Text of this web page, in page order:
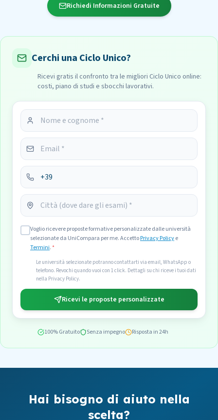
Richiedi Informazioni Gratuite
Cerchi una Ciclo Unico?
Ricevi gratis il confronto tra le migliori Ciclo Unico online:
costi, piano di studi e sbocchi lavorativi.
Voglio ricevere proposte formative personalizzate dalle università
selezionate da UniCompara per me. AccettoPrivacy Policye
Termini.*
Le università selezionate potranno contattarti via email, WhatsApp o
telefono. Revochi quando vuoi con 1 click. Dettagli su chi riceve i tuoi dati
nella Privacy Policy.
Ricevi le proposte personalizzate
100% Gratuito Senza impegno Risposta in 24h
Hai bisogno di aiuto nella
scelta?